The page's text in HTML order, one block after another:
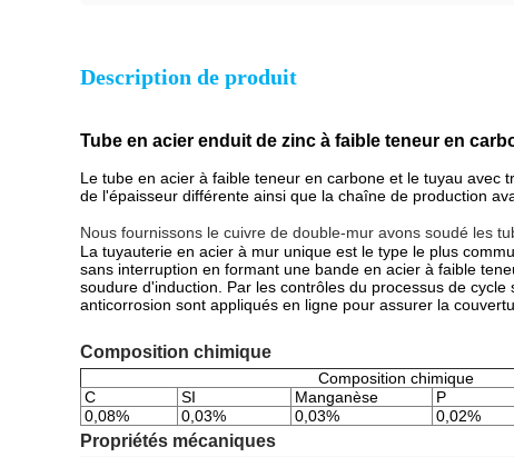
Description de produit
Tube en acier enduit de zinc à faible teneur en
Le tube en acier à faible teneur en carbone et le tuyau avec
de l'épaisseur différente ainsi que la chaîne de production
Nous fournissons le cuivre de double-mur avons soudé les
La tuyauterie en acier à mur unique est le type le plus
sans interruption en formant une bande en acier à faible
soudure d'induction. Par les contrôles du processus de
anticorrosion sont appliqués en ligne pour assurer la
Composition chimique
Composition chimique
C
SI Manganèse P
0,08%
0,03% 0,03% 0,02%
Propriétés mécaniques